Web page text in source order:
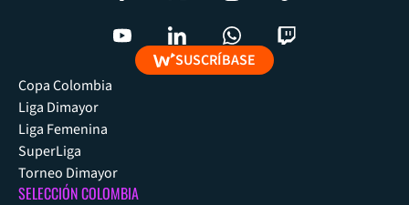
SUSCRÍBASE
Copa Colombia
Liga Dimayor
Liga Femenina
SuperLiga
Torneo Dimayor
SELECCIÓN COLOMBIA